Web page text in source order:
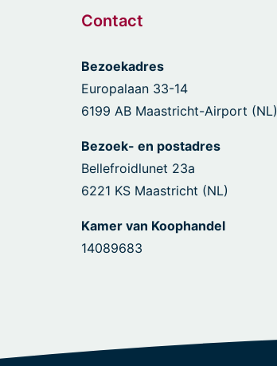
Contact
Bezoekadres
Europalaan 33-14
6199 AB Maastricht-Airport (NL)
Bezoek- en postadres
Bellefroidlunet 23a
6221 KS Maastricht (NL)
Kamer van Koophandel
14089683